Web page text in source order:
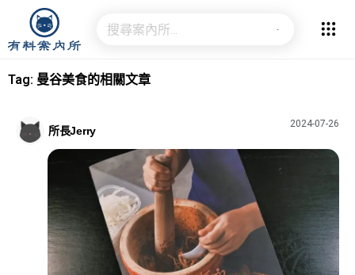
Tag: 曼谷美食的相關文章
所長Jerry
2024-07-26